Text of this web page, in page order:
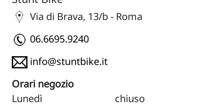
Via di Brava, 13/b - Roma
06.6695.9240
info@stuntbike.it
Orari negozio
Lunedì
chiuso